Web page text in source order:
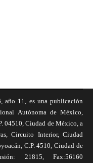
año 11, es una publicación
Autónoma de México,
04510, Ciudad de México, a
Circuito Interior, Ciudad
C.P. 4510, Ciudad de
21815, Fax:56160